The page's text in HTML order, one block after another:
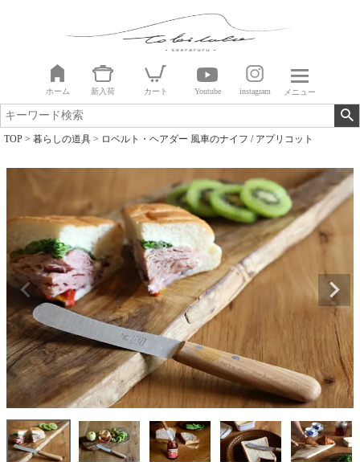
ホーム 新入荷 カート Youtube instagram メニュー
TOP 暮らしの道具 ロベルト・ヘアダー 風車のナイフ / アプリコット